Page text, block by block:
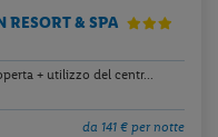
RESORT & SPA
+ utilizzo del centr...
da 141 € per notte